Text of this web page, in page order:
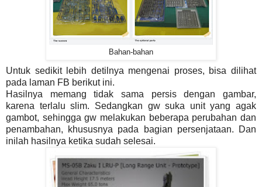
Bahan-bahan
Untuk sedikit lebih detilnya mengenai proses, bisa dilihat
pada laman FB berikut ini.
Hasilnya memang tidak sama persis dengan gambar,
karena terlalu slim. Sedangkan gw suka unit yang agak
gambot, sehingga gw melakukan beberapa perubahan dan
penambahan, khususnya pada bagian persenjataan. Dan
inilah hasilnya ketika sudah selesai.